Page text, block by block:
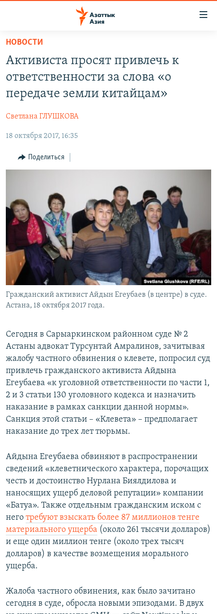
Вернуться
основному
содержанию
главной
Вернутся
поиску
КЫРГЫЗЧА
ЎЗБЕКЧА
ПОДПИШИТЕСЬ НА НАС В СОЦСЕТЯХ
НОВОСТИ
Активиста просят привлечь к
ответственности за слова «о
передаче земли китайцам»
Светлана ГЛУШКОВА
18 октября 2017, 16:35
Поделиться
Гражданский активист Айдын Егеубаев (в центре) в суде.
Астана, 18 октября 2017 года.
Сегодня в Сарыаркинском районном суде № 2
Астаны адвокат Турсунтай Амралинов, зачитывая
жалобу частного обвинения о клевете, попросил суд
привлечь гражданского активиста Айдына
Егеубаева «к уголовной ответственности по части 1,
2 и 3 статьи 130 уголовного кодекса и назначить
наказание в рамках санкции данной нормы».
Санкция этой статьи – «Клевета» – предполагает
наказание до трех лет тюрьмы.
Айдына Егеубаева обвиняют в распространении
сведений «клеветнического характера, порочащих
честь и достоинство Нурлана Биялдилова и
наносящих ущерб деловой репутации» компании
«Батуа». Также отдельным гражданским иском с
него требуют взыскать более 87 миллионов тенге
материального ущерба (около 261 тысячи долларов)
и еще один миллион тенге (около трех тысяч
долларов) в качестве возмещения морального
ущерба.
Жалоба частного обвинения, как было зачитано
сегодня в суде, обросла новыми эпизодами. В двух